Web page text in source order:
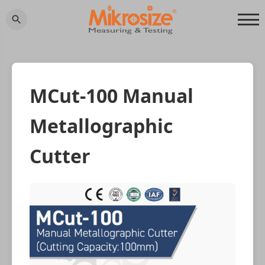
MCut-100 Manual
Metallographic
Cutter